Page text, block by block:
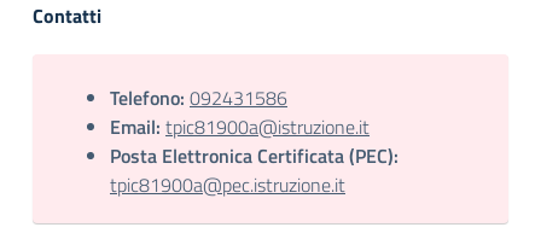
Contatti
Telefono: 092431586
Email: tpic81900a@istruzione.it
Posta Elettronica Certificata (PEC):
tpic81900a@pec.istruzione.it